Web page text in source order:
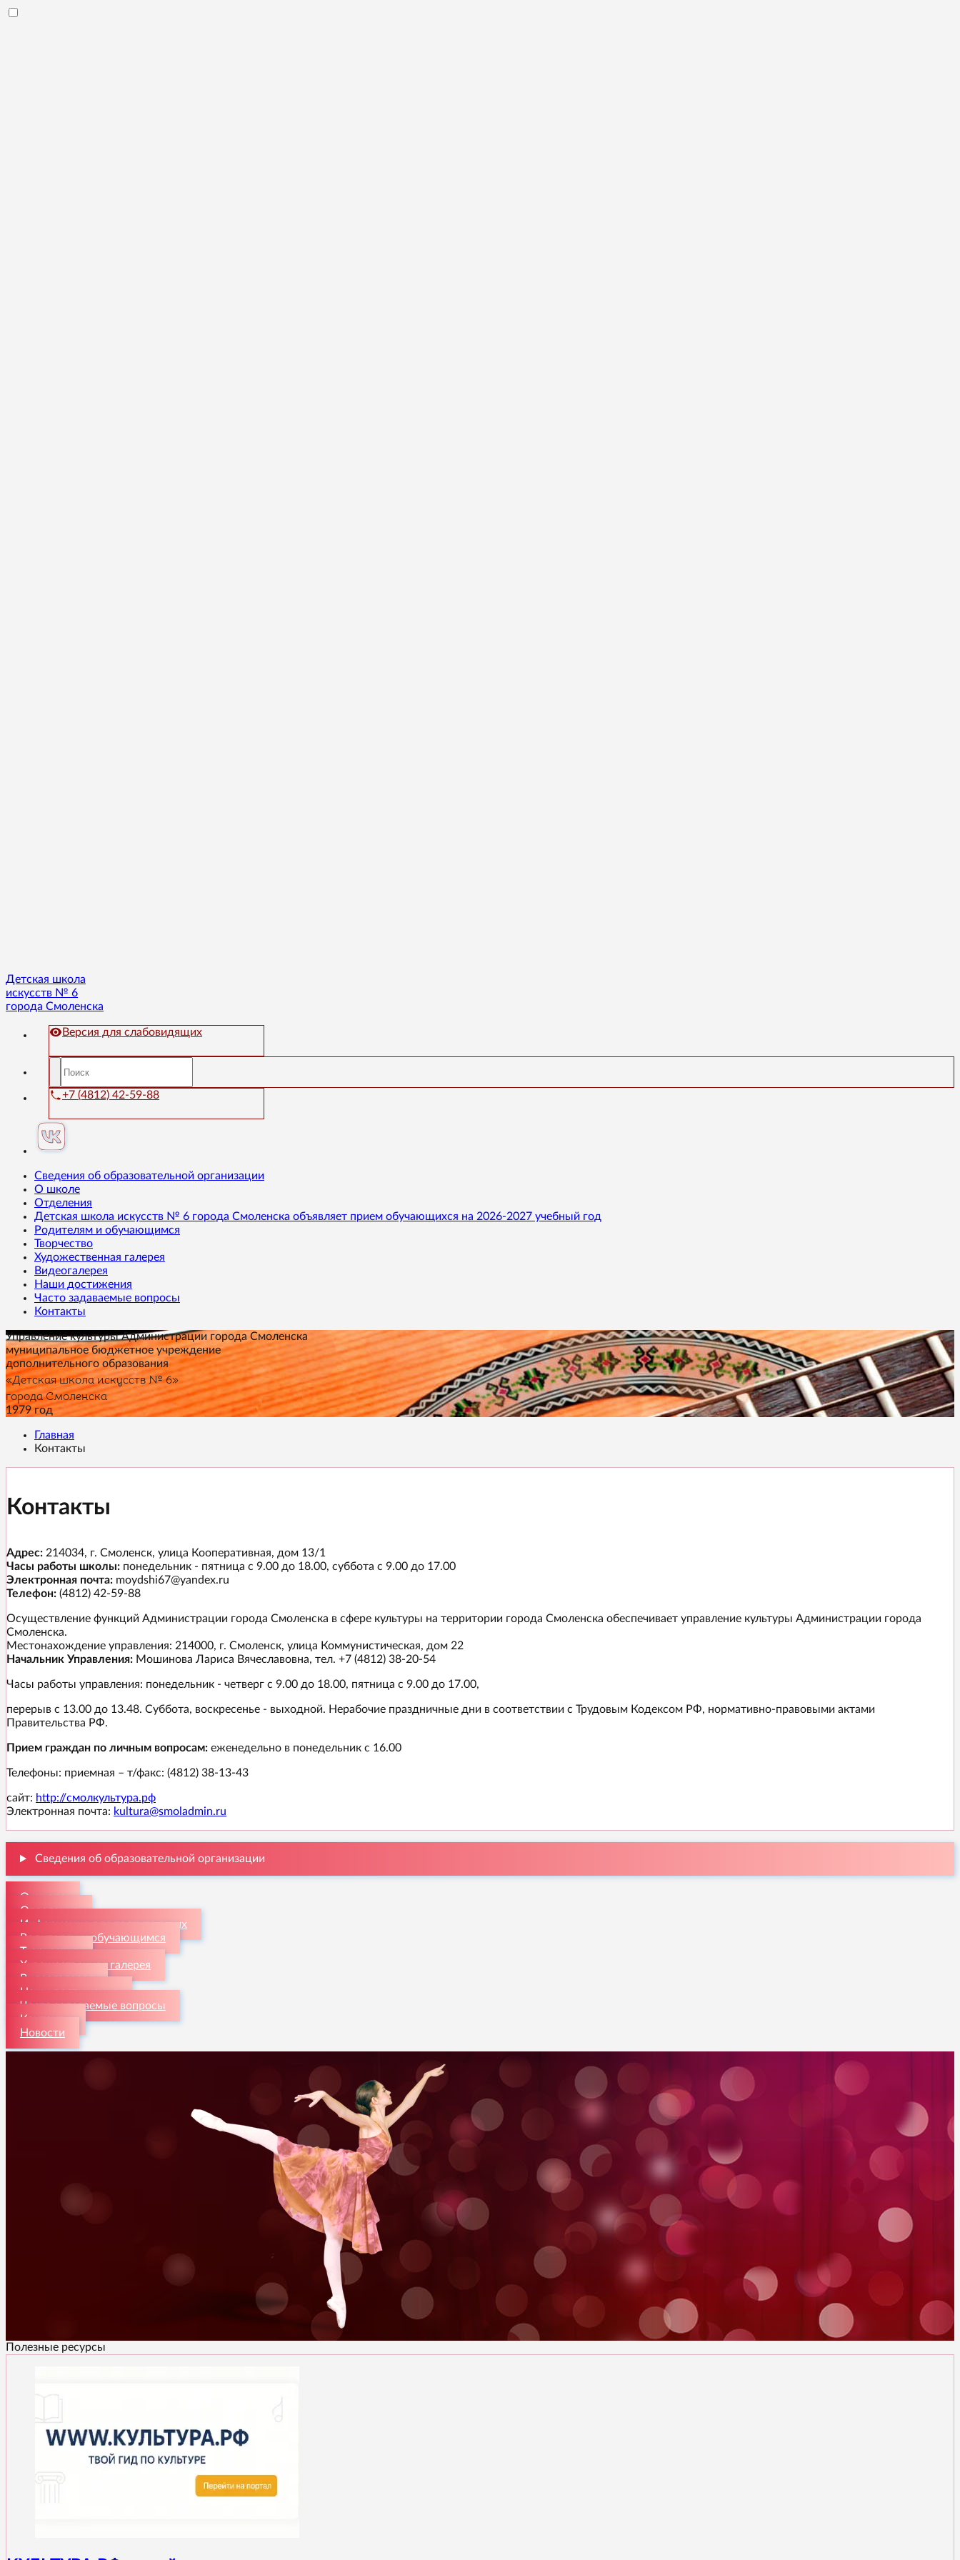
Детская школа
искусств № 6
города Смоленска
Версия для слабовидящих
+7 (4812) 42-59-88
Сведения об образовательной организации
О школе
Отделения
Детская школа искусств № 6 города Смоленска объявляет прием обучающихся на 2026-2027 учебный год
Родителям и обучающимся
Творчество
Художественная галерея
Видеогалерея
Наши достижения
Часто задаваемые вопросы
Контакты
Управление культуры Администрации города Смоленска
муниципальное бюджетное учреждение
дополнительного образования
«Детская школа искусств № 6»
города Смоленска
1979 год
Главная
Контакты
Контакты
Адрес: 214034, г. Смоленск, улица Кооперативная, дом 13/1
Часы работы школы: понедельник - пятница с 9.00 до 18.00, суббота с 9.00 до 17.00
Электронная почта: moydshi67@yandex.ru
Телефон: (4812) 42-59-88
Осуществление функций Администрации города Смоленска в сфере культуры на территории города Смоленска обеспечивает управление культуры Администрации города
Смоленска.
Местонахождение управления: 214000, г. Смоленск, улица Коммунистическая, дом 22
Начальник Управления: Мошинова Лариса Вячеславовна, тел. +7 (4812) 38-20-54
Часы работы управления: понедельник - четверг с 9.00 до 18.00, пятница с 9.00 до 17.00,
перерыв с 13.00 до 13.48. Суббота, воскресенье - выходной. Нерабочие праздничные дни в соответствии с Трудовым Кодексом РФ, нормативно-правовыми актами
Правительства РФ.
Прием граждан по личным вопросам: еженедельно в понедельник с 16.00
Телефоны: приемная – т/факс: (4812) 38-13-43
сайт: http://смолкультура.рф
Электронная почта: kultura@smoladmin.ru
Сведения об образовательной организации
О школе
Отделения
Информация для поступающих
Родителям и обучающимся
Творчество
Художественная галерея
Видеогалерея
Наши достижения
Часто задаваемые вопросы
Контакты
Новости
Полезные ресурсы